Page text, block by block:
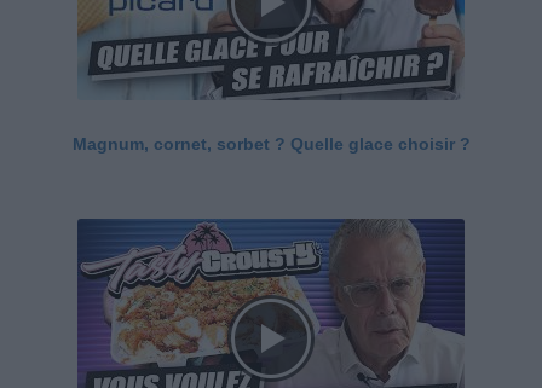
Magnum, cornet, sorbet ? Quelle glace choisir ?